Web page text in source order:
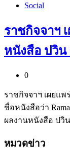
Social
ราชกิจจาฯ
หนังสือ ปวิน
0
ราชกิจจาฯ เผยแ
ชื่อหนังสือว่า Rama
ผลงานหนังสือ ปวิ
หมวดข่าว